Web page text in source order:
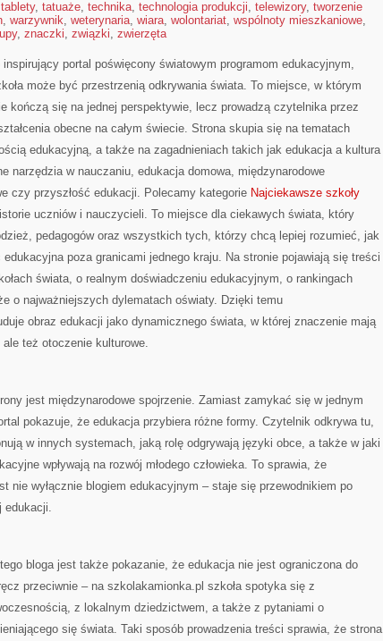
tablety, tatuaże, technika, technologia produkcji, telewizory, tworzenie
, warzywnik, weterynaria, wiara, wolontariat, wspólnoty mieszkaniowe,
, znaczki, związki, zwierzęta
portal poświęcony światowym programom edukacyjnym,
może być przestrzenią odkrywania świata. To miejsce, w którym
kończą się na jednej perspektywie, lecz prowadzą czytelnika przez
obecne na całym świecie. Strona skupia się na tematach
edukacyjną, a także na zagadnieniach takich jak edukacja a kultura
narzędzia w nauczaniu, edukacja domowa, międzynarodowe
czy przyszłość edukacji. Polecamy kategorie Najciekawsze szkoły
uczniów i nauczycieli. To miejsce dla ciekawych świata, który
pedagogów oraz wszystkich tych, którzy chcą lepiej rozumieć, jak
poza granicami jednego kraju. Na stronie pojawiają się treści
świata, o realnym doświadczeniu edukacyjnym, o rankingach
o najważniejszych dylematach oświaty. Dzięki temu
obraz edukacji jako dynamicznego świata, w której znaczenie mają
też otoczenie kulturowe.
jest międzynarodowe spojrzenie. Zamiast zamykać się w jednym
pokazuje, że edukacja przybiera różne formy. Czytelnik odkrywa tu,
w innych systemach, jaką rolę odgrywają języki obce, a także w jaki
wpływają na rozwój młodego człowieka. To sprawia, że
nie wyłącznie blogiem edukacyjnym – staje się przewodnikiem po
edukacji.
bloga jest także pokazanie, że edukacja nie jest ograniczona do
przeciwnie – na szkolakamionka.pl szkoła spotyka się z
z lokalnym dziedzictwem, a także z pytaniami o
się świata. Taki sposób prowadzenia treści sprawia, że strona